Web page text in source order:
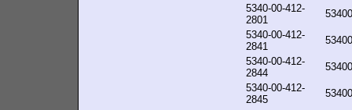
5340-00-412-
2801
5340-00-412-
2841
5340-00-412-
2844
5340-00-412-
2845